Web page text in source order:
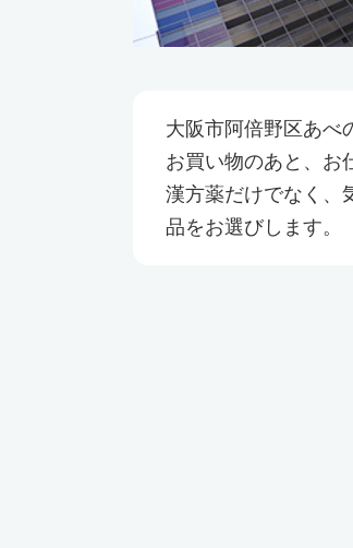
大阪市阿倍野区あべ
お買い物のあと、お
漢方薬だけでなく、
品をお選びします。